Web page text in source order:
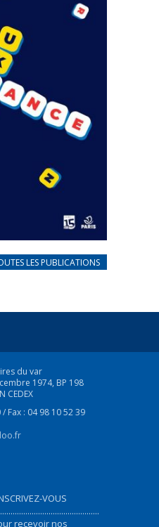
mieux les réfugiés
LES PUBLICATIONS
du var
1974, BP 198
CEDEX
Fax : 04 98 10 52 39
VOUS
recevoir nos